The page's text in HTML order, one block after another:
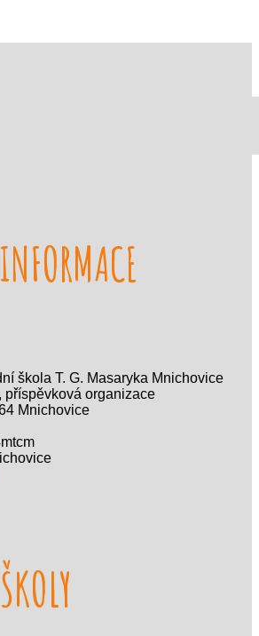
škola T. G. Masaryka Mnichovice
příspěvková organizace
Mnichovice